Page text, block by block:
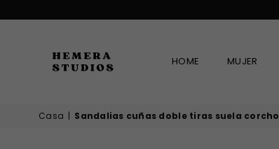
HEMERA
STUDIOS
HOME MUJER
Casa | Sandalias cuñas doble tiras suela corcho